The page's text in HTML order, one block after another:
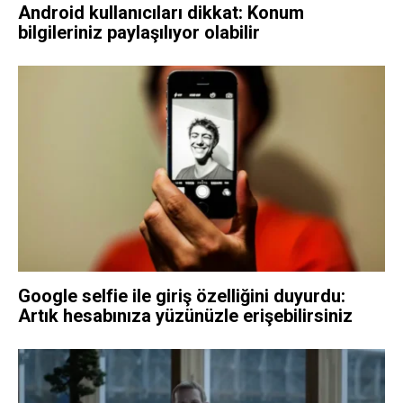
Android kullanıcıları dikkat: Konum
bilgileriniz paylaşılıyor olabilir
Google selfie ile giriş özelliğini duyurdu:
Artık hesabınıza yüzünüzle erişebilirsiniz